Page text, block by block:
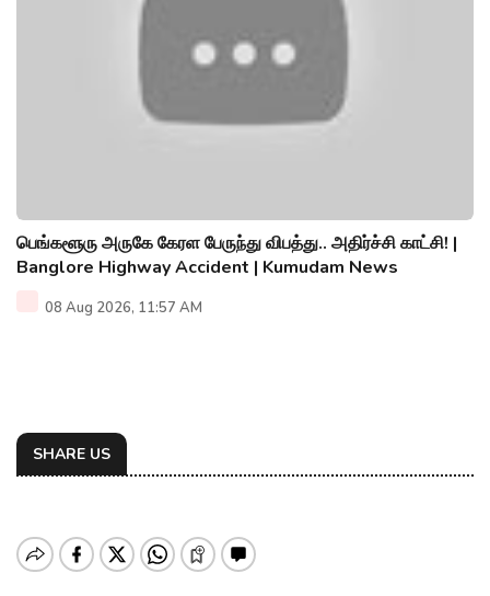
பெங்களூரு அருகே கேரள பேருந்து விபத்து.. அதிர்ச்சி காட்சி! |
Banglore Highway Accident | Kumudam News
08 Aug 2026, 11:57 AM
SHARE US